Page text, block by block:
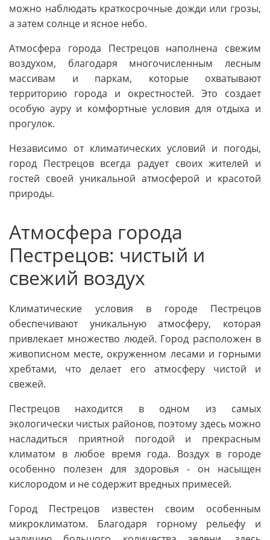
можно наблюдать краткосрочные дожди или грозы,
а затем солнце и ясное небо.
Атмосфера города Пестрецов наполнена свежим
воздухом, благодаря многочисленным лесным
массивам и паркам, которые охватывают
территорию города и окрестностей. Это создает
особую ауру и комфортные условия для отдыха и
прогулок.
Независимо от климатических условий и погоды,
город Пестрецов всегда радует своих жителей и
гостей своей уникальной атмосферой и красотой
природы.
Атмосфера города
Пестрецов: чистый и
свежий воздух
Климатические условия в городе Пестрецов
обеспечивают уникальную атмосферу, которая
привлекает множество людей. Город расположен в
живописном месте, окруженном лесами и горными
хребтами, что делает его атмосферу чистой и
свежей.
Пестрецов находится в одном из самых
экологически чистых районов, поэтому здесь можно
насладиться приятной погодой и прекрасным
климатом в любое время года. Воздух в городе
особенно полезен для здоровья - он насыщен
кислородом и не содержит вредных примесей.
Город Пестрецов известен своим особенным
микроклиматом. Благодаря горному рельефу и